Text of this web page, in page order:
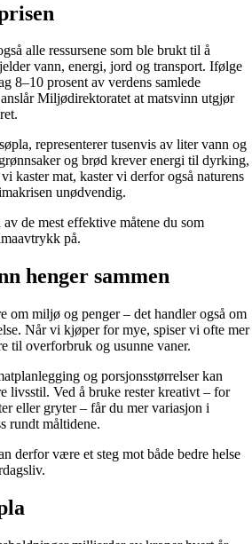
alle ressursene som ble brukt til å
vann, energi, jord og transport. Ifølge
8–10 prosent av verdens samlede
Miljødirektoratet at matsvinn utgjør
representerer tusenvis av liter vann og
og brød krever energi til dyrking,
kaster mat, kaster vi derfor også naturens
unødvendig.
de mest effektive måtene du som
på.
henger sammen
om miljø og penger – det handler også om
Når vi kjøper for mye, spiser vi ofte mer
til overforbruk og usunne vaner.
og porsjonsstørrelser kan
livsstil. Ved å bruke rester kreativt – for
eller gryter – får du mer variasjon i
rundt måltidene.
derfor være et steg mot både bedre helse